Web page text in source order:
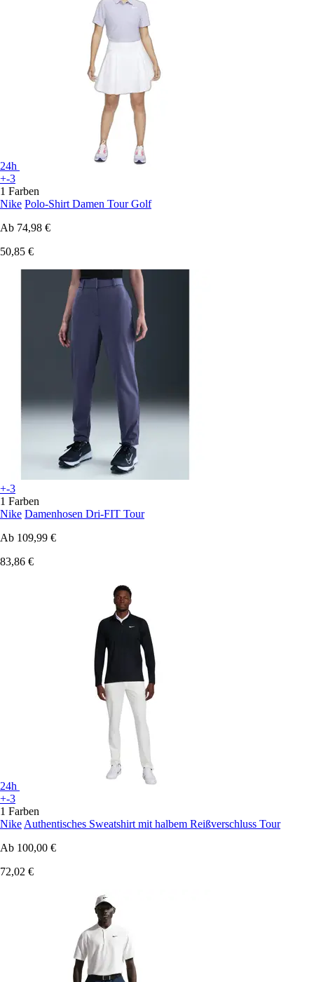
24h
+-3
1 Farben
Nike Polo-Shirt Damen Tour Golf
Ab 74,98 €
50,85 €
+-3
1 Farben
Nike Damenhosen Dri-FIT Tour
Ab 109,99 €
83,86 €
24h
+-3
1 Farben
Nike Authentisches Sweatshirt mit halbem Reißverschluss Tour
Ab 100,00 €
72,02 €